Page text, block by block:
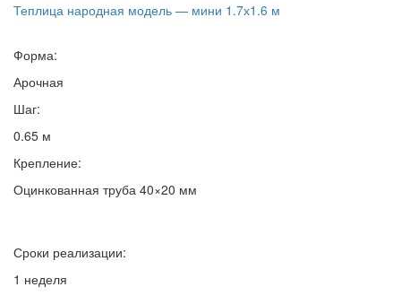
Теплица народная модель — мини 1.7х1.6 м
Форма:
Арочная
Шаг:
0.65 м
Крепление:
Оцинкованная труба 40×20 мм
Сроки реализации:
1 неделя